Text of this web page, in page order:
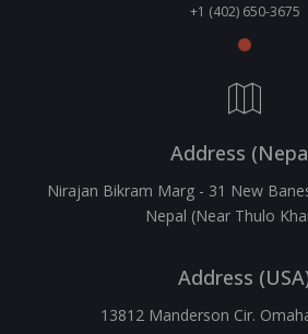
+1 (402) 650-3675
Address
Nirajan Bikram Marg - 31 New
Nepal (Near Thulo
Address
13812 Manderson Cir.